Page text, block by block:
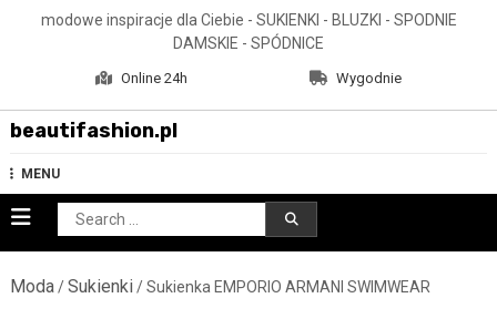
modowe inspiracje dla Ciebie - SUKIENKI - BLUZKI - SPODNIE
DAMSKIE - SPÓDNICE
Online 24h Wygodnie
beautifashion.pl
MENU
Search
for:
Moda/Sukienki/ Sukienka EMPORIO ARMANI SWIMWEAR